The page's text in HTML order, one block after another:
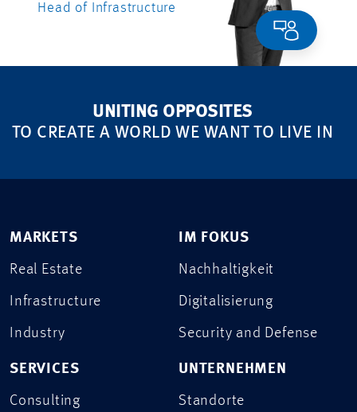
Head of Infrastructure
UNITING OPPOSITES
TO CREATE A WORLD WE WANT TO LIVE IN
MARKETS
Real Estate
Infrastructure
Industry
SERVICES
Consulting
IM FOKUS
Nachhaltigkeit
Digitalisierung
Security and Defense
UNTERNEHMEN
Standorte